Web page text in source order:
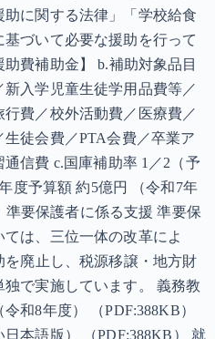
に関する法律」「学校給食
づいて必要な援助を行って
費補助金】 b.補助対象品目
入学児童生徒学用品費等／
費／校外活動費／医療費／
徒会費／PTA会費／卒業ア
信費 c.国庫補助率 1／2（予
度予算額 約5億円 （令和7年
準要保護者に係る支援 準要保
は、三位一体の改革によ
を廃止し、税源移譲・地方財
で実施しています。 義務教
和8年度） （PDF:388KB）
本語版） （PDF:388KB） 就